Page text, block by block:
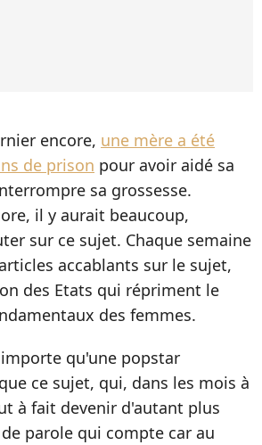
encore, une mère a été
de prison pour avoir aidé sa
sa grossesse.
il y aurait beaucoup,
sur ce sujet. Chaque semaine
accablants sur le sujet,
des Etats qui répriment le
des femmes.
qu'une popstar
ce sujet, qui, dans les mois à
à fait devenir d'autant plus
parole qui compte car au